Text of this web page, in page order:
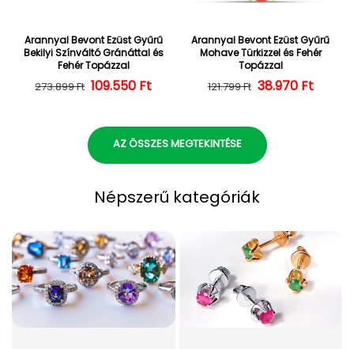
Arannyal Bevont Ezüst Gyűrű
Bekilyi Színváltó Gránáttal és
Fehér Topázzal
Normál ár
273.899 Ft Kedvezményes ár
109.550 Ft
Arannyal Bevont Ezüst Gyűrű
Mohave Türkizzel és Fehér
Topázzal
Normál ár
121.799 Ft 38.970 Ft
AZ ÖSSZES MEGTEKINTÉSE
Népszerű kategóriák